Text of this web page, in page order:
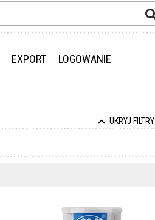
EXPORT LOGOWANIE
UKRYJ FILTRY